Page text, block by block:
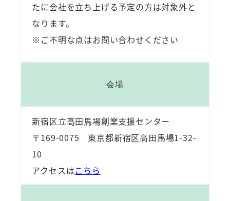
たに会社を立ち上げる予定の方は対象外と
なります。
※ご不明な点はお問い合わせください
会場
新宿区立高田馬場創業支援センター
〒169-0075 東京都新宿区高田馬場1-32-
10
アクセスはこちら